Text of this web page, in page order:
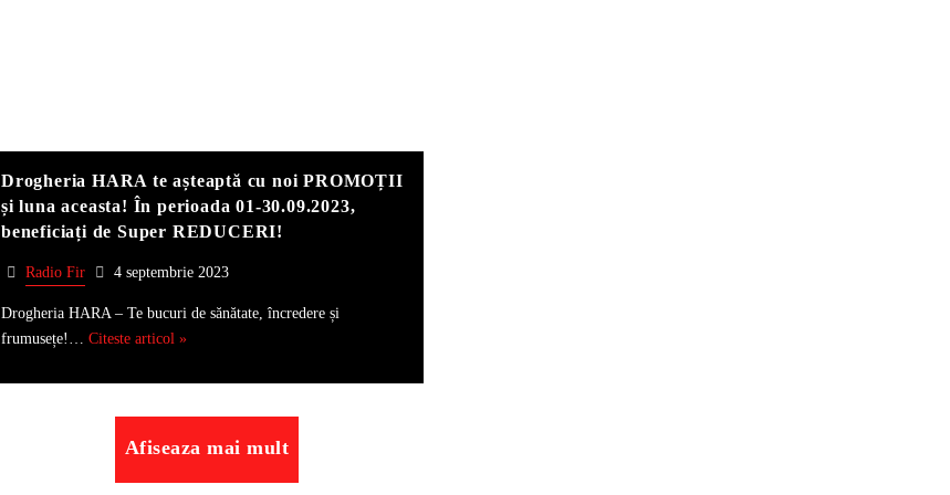
Drogheria HARA te așteaptă cu noi PROMOȚII
și luna aceasta! În perioada 01-30.09.2023,
beneficiați de Super REDUCERI!
Radio Fir 4 septembrie 2023
Drogheria HARA – Te bucuri de sănătate, încredere și
frumusețe!… Citeste articol »
Afiseaza mai mult